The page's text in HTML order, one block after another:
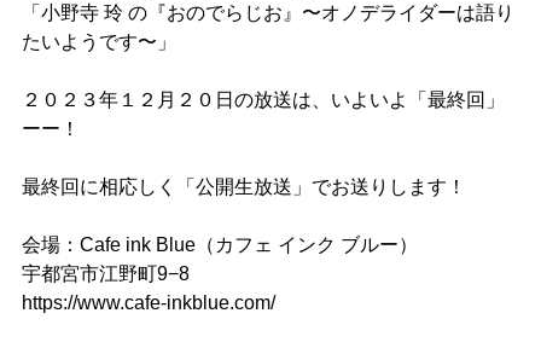
「小野寺 玲 の『おのでらじお』〜オノデライダーは語り
たいようです〜」
２０２３年１２月２０日の放送は、いよいよ「最終回」
ーー！
最終回に相応しく「公開生放送」でお送りします！
会場：Cafe ink Blue（カフェ インク ブルー）
宇都宮市江野町9−8
https://www.cafe-inkblue.com/